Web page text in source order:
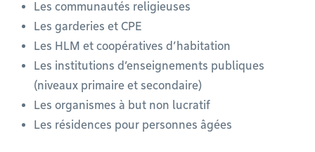
Les communautés religieuses
Les garderies et CPE
Les HLM et coopératives d’habitation
Les institutions d’enseignements publiques
(niveaux primaire et secondaire)
Les organismes à but non lucratif
Les résidences pour personnes âgées